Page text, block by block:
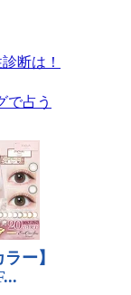
断は！
で占う